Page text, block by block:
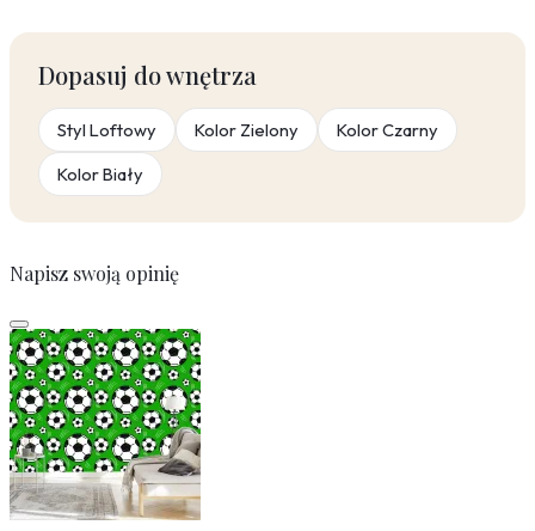
Dopasuj do wnętrza
Styl Loftowy Kolor Zielony
Kolor Czarny
Kolor Biały
Napisz swoją opinię